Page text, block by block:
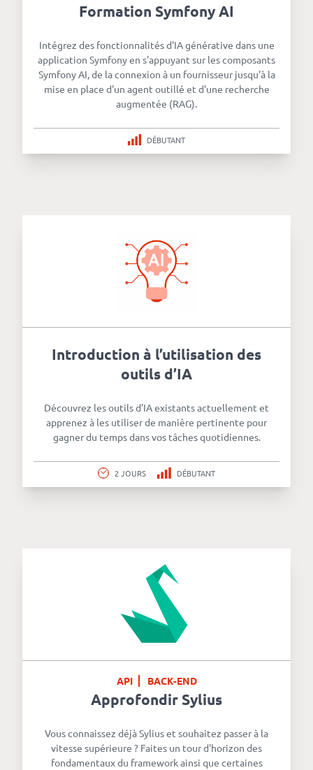
Formation Symfony AI
Intégrez des fonctionnalités d'IA générative dans une
application Symfony en s'appuyant sur les composants
Symfony AI, de la connexion à un fournisseur jusqu'à la
mise en place d'un agent outillé et d'une recherche
augmentée (RAG).
DÉBUTANT
Introduction à l’utilisation des
outils d’IA
Découvrez les outils d’IA existants actuellement et
apprenez à les utiliser de manière pertinente pour
gagner du temps dans vos tâches quotidiennes.
2 JOURS DÉBUTANT
API BACK-END
Approfondir Sylius
Vous connaissez déjà Sylius et souhaitez passer à la
vitesse supérieure ? Faites un tour d'horizon des
fondamentaux du framework ainsi que certaines